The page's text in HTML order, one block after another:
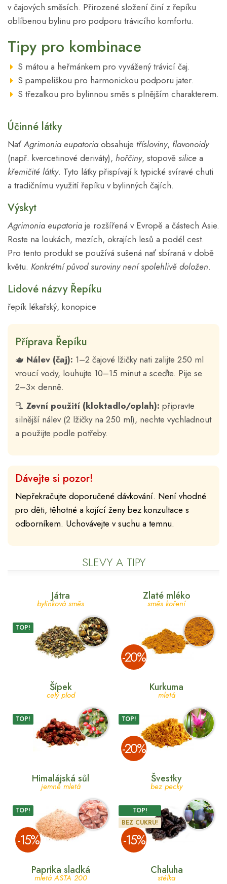
v čajových směsích. Přirozené složení činí z řepíku
oblíbenou bylinu pro podporu trávicího komfortu.
Tipy pro kombinace
S mátou a heřmánkem pro vyvážený trávicí čaj.
S pampeliškou pro harmonickou podporu jater.
S třezalkou pro bylinnou směs s plnějším charakterem.
Účinné látky
NaťAgrimonia eupatoria obsahuje třísloviny, flavonoidy
(např. kvercetinové deriváty), hořčiny, stopově silice a
křemičité látky. Tyto látky přispívají k typické svíravé chuti
a tradičnímu využití řepíku v bylinných čajích.
Výskyt
Agrimonia eupatoria je rozšířená v Evropě a částech Asie.
Roste na loukách, mezích, okrajích lesů a podél cest.
Pro tento produkt se používá sušená nať sbíraná v době
květu. Konkrétní původ suroviny není spolehlivě doložen.
Lidové názvy Řepíku
řepík lékařský, konopice
Příprava Řepíku
🫖 Nálev (čaj): 1–2 čajové lžičky nati zalijte 250 ml
vroucí vody, louhujte 10–15 minut a sceďte. Pije se
2–3× denně.
🫗 Zevní použití (kloktadlo/oplah): připravte
silnější nálev (2 lžičky na 250 ml), nechte vychladnout
a použijte podle potřeby.
Dávejte si pozor!
Nepřekračujte doporučené dávkování. Není vhodné
pro děti, těhotné a kojící ženy bez konzultace s
odborníkem. Uchovávejte v suchu a temnu.
SLEVY A TIPY
Játra
bylinková směs
TOP!
Zlaté mléko
směs koření
­-20%
Šípek
celý plod
TOP!
Kurkuma
mletá
TOP!
­-20%
Himalájská sůl
jemně mletá
TOP!
­-15%
Švestky
bez pecky
TOP!
BEZ CUKRU!
­-15%
Paprika sladká
mletá ASTA 200
Chaluha
stélka